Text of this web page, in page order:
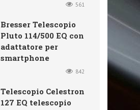
561
Bresser Telescopio
Pluto 114/500 EQ con
adattatore per
smartphone
842
Telescopio Celestron
127 EQ telescopio